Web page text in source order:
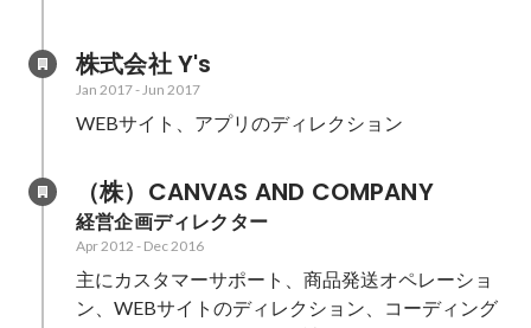
株式会社 Y's
Jan 2017-Jun 2017
WEBサイト、アプリのディレクション
（株）CANVAS AND COMPANY
経営企画ディレクター
Apr 2012 - Dec 2016
主にカスタマーサポート、商品発送オペレーショ
ン、WEBサイトのディレクション、コーディング